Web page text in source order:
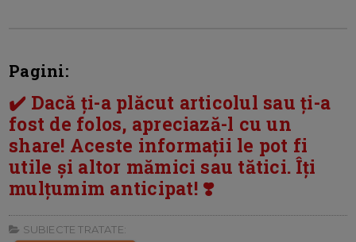
Pagini:
✔️ Dacă ți-a plăcut articolul sau ți-a
fost de folos, apreciază-l cu un
share! Aceste informații le pot fi
utile și altor mămici sau tătici. Îți
mulțumim anticipat! ❣️
SUBIECTE TRATATE: